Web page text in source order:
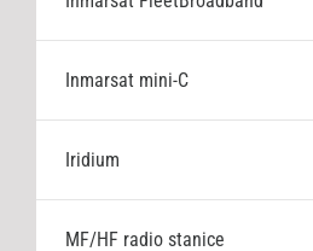
Inmarsat mini-C
Iridium
MF/HF radio stanice